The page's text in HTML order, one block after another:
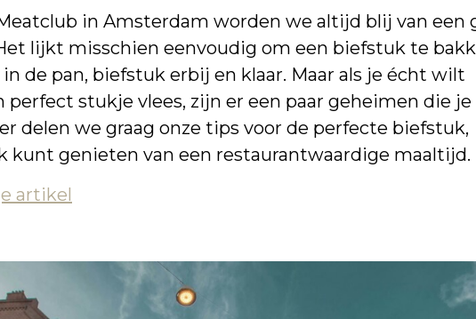
in Amsterdam worden we altijd blij van een
lijkt misschien eenvoudig om een biefstuk te
de pan, biefstuk erbij en klaar. Maar als je écht wilt
perfect stukje vlees, zijn er een paar geheimen die je
delen we graag onze tips voor de perfecte biefstuk,
kunt genieten van een restaurantwaardige maaltijd.
artikel